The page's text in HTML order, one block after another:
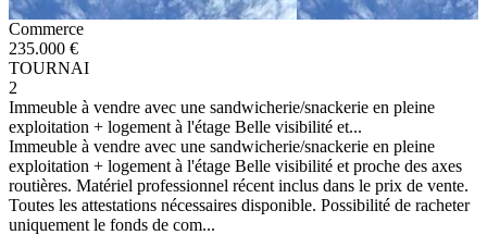
Commerce
235.000 €
TOURNAI
2
Immeuble à vendre avec une sandwicherie/snackerie en pleine
exploitation + logement à l'étage Belle visibilité et...
Immeuble à vendre avec une sandwicherie/snackerie en pleine
exploitation + logement à l'étage Belle visibilité et proche des axes
routières. Matériel professionnel récent inclus dans le prix de vente.
Toutes les attestations nécessaires disponible. Possibilité de racheter
uniquement le fonds de com...